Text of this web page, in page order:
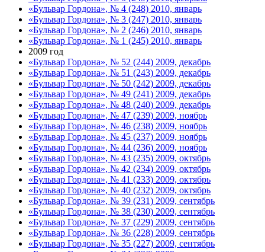
«Бульвар Гордона», № 4 (248) 2010, январь
«Бульвар Гордона», № 3 (247) 2010, январь
«Бульвар Гордона», № 2 (246) 2010, январь
«Бульвар Гордона», № 1 (245) 2010, январь
2009 год
«Бульвар Гордона», № 52 (244) 2009, декабрь
«Бульвар Гордона», № 51 (243) 2009, декабрь
«Бульвар Гордона», № 50 (242) 2009, декабрь
«Бульвар Гордона», № 49 (241) 2009, декабрь
«Бульвар Гордона», № 48 (240) 2009, декабрь
«Бульвар Гордона», № 47 (239) 2009, ноябрь
«Бульвар Гордона», № 46 (238) 2009, ноябрь
«Бульвар Гордона», № 45 (237) 2009, ноябрь
«Бульвар Гордона», № 44 (236) 2009, ноябрь
«Бульвар Гордона», № 43 (235) 2009, октябрь
«Бульвар Гордона», № 42 (234) 2009, октябрь
«Бульвар Гордона», № 41 (233) 2009, октябрь
«Бульвар Гордона», № 40 (232) 2009, октябрь
«Бульвар Гордона», № 39 (231) 2009, сентябрь
«Бульвар Гордона», № 38 (230) 2009, сентябрь
«Бульвар Гордона», № 37 (229) 2009, сентябрь
«Бульвар Гордона», № 36 (228) 2009, сентябрь
«Бульвар Гордона», № 35 (227) 2009, сентябрь